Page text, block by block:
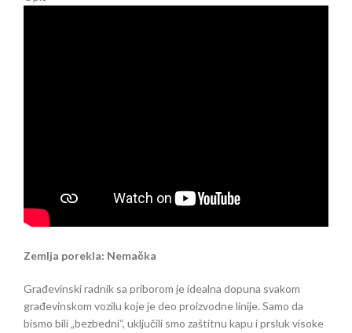
Zemlja porekla: Nemačka
Građevinski radnik sa priborom je idealna dopuna svakom
građevinskom vozilu koje je deo proizvodne linije. Samo da
bismo bili „bezbedni“, uključili smo zaštitnu kapu i prsluk visoke